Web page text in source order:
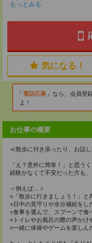
もっとみる
気になる！
電話応募
なら、会員登
よ！
お仕事の概要
≪散歩に付き添ったり、お話
「え？意外に簡単！」と思う
経験がなくて不安だった方も
＜例えば…＞
○「散歩に行きましょう！」と
○日中の見守りや水分補給をし
○食事を運んで、スプーンで食
○トイレやお風呂の際の声かけ
○一緒に体操やゲームを楽しん